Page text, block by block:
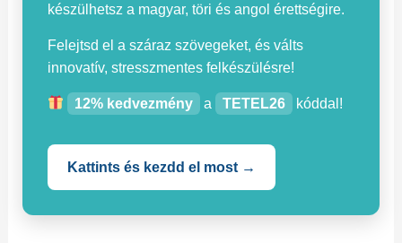
készülhetsz a magyar, töri és angol érettségire.
Felejtsd el a száraz szövegeket, és válts
innovatív, stresszmentes felkészülésre!
12% kedvezmény a TETEL26 kóddal!
Kattints és kezdd el most →